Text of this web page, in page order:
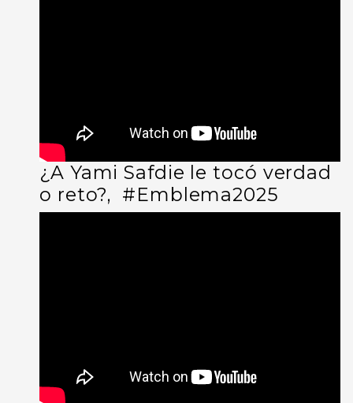
¿A Yami Safdie le tocó verdad
o reto?, #Emblema2025